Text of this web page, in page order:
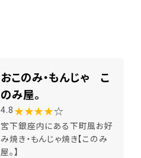
おこのみ・もんじゃ こ
のみ屋。
4.8 ★★★★☆
宮下銀座内にある下町風お好
み焼き・もんじゃ焼き【このみ
屋。】